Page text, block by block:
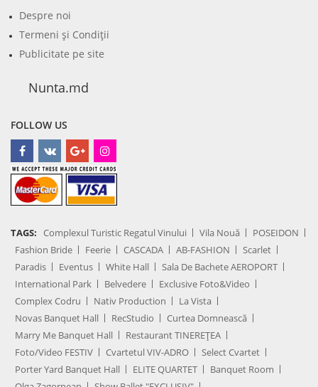
Despre noi
Termeni şi Condiţii
Publicitate pe site
Nunta.md
FOLLOW US
TAGS: Complexul Turistic Regatul Vinului Vila Nouă
POSEIDON
Fashion Bride
Feerie CASCADA AB-FASHION
Scarlet
Paradis
Eventus White Hall
Sala De Bachete AEROPORT
International Park
Belvedere
Exclusive Foto&Video
Complex Codru
Nativ Production
La Vista
Novas Banquet Hall
RecStudio
Curtea Domnească
Marry Me Banquet Hall
Restaurant TINEREȚEA
Foto/Video FESTIV
Cvartetul VIV-ADRO
Select Cvartet
Porter Yard Banquet Hall
ELITE QUARTET
Banquet Room